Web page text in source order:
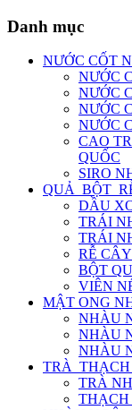
Danh mục
NƯỚC CỐT
NƯỚC
NƯỚC
NƯỚC
NƯỚC
CAO
QUỐC
SIRO
DẦU
TRÁI
TRÁI
RỄ
BỘT
VIÊN
MẬT ONG
NHÀU
NHÀU
NHÀU
TRÀ
THẠCH